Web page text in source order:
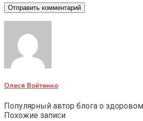
Олеся Войтенко
Популярный автор блога о
Похожие записи